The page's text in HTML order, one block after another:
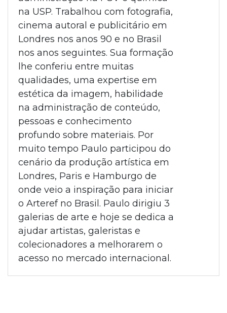
na USP. Trabalhou com fotografia,
cinema autoral e publicitário em
Londres nos anos 90 e no Brasil
nos anos seguintes. Sua formação
lhe conferiu entre muitas
qualidades, uma expertise em
estética da imagem, habilidade
na administração de conteúdo,
pessoas e conhecimento
profundo sobre materiais. Por
muito tempo Paulo participou do
cenário da produção artística em
Londres, Paris e Hamburgo de
onde veio a inspiração para iniciar
o Arteref no Brasil. Paulo dirigiu 3
galerias de arte e hoje se dedica a
ajudar artistas, galeristas e
colecionadores a melhorarem o
acesso no mercado internacional.